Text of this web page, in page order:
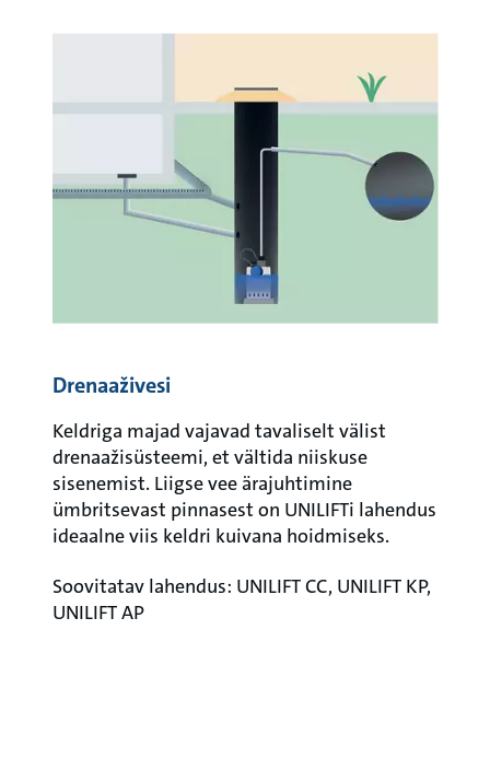
Drenaaživesi
Keldriga majad vajavad tavaliselt välist
drenaažisüsteemi, et vältida niiskuse
sisenemist. Liigse vee ärajuhtimine
ümbritsevast pinnasest on UNILIFTi lahendus
ideaalne viis keldri kuivana hoidmiseks.
Soovitatav lahendus: UNILIFT CC, UNILIFT KP,
UNILIFT AP